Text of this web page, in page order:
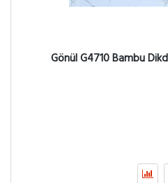
Gönül G4710 Bambu